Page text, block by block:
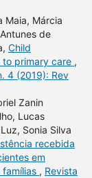
Maia, Márcia
de
Child
to primary care ,
4 (2019): Rev
Zanin
Lucas
Sonia Silva
recebida
em
, Revista